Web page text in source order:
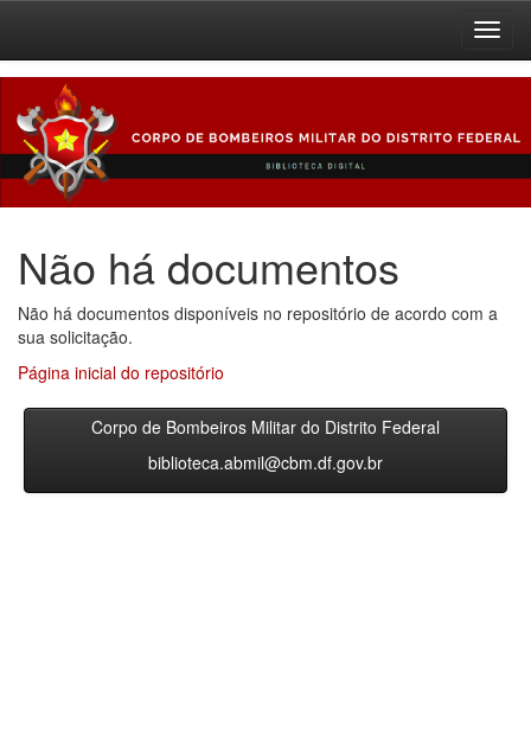
navigation
Não há documentos
Não há documentos disponíveis no repositório de acordo com a
sua solicitação.
Página inicial do repositório
Corpo de Bombeiros Militar do Distrito Federal
biblioteca.abmil@cbm.df.gov.br